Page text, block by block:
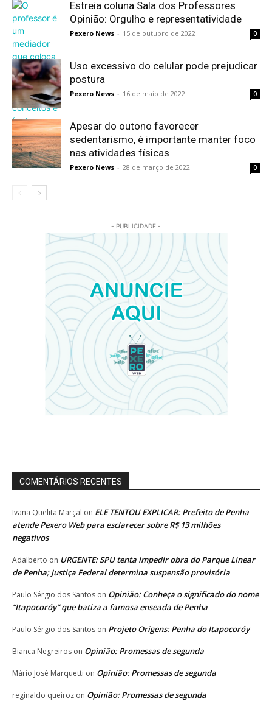
Estreia coluna Sala dos Professores
Opinião: Orgulho e representatividade
Pexero News - 15 de outubro de 2022 0
Uso excessivo do celular pode prejudicar
postura
Pexero News - 16 de maio de 2022 0
Apesar do outono favorecer
sedentarismo, é importante manter foco
nas atividades físicas
Pexero News - 28 de março de 2022 0
- PUBLICIDADE -
COMENTÁRIOS RECENTES
Ivana Quelita Marçal on ELE TENTOU EXPLICAR: Prefeito de Penha
atende Pexero Web para esclarecer sobre R$ 13 milhões
negativos
Adalberto on URGENTE: SPU tenta impedir obra do Parque Linear
de Penha; Justiça Federal determina suspensão provisória
Paulo Sérgio dos Santos on Opinião: Conheça o significado do nome
“Itapocoróy” que batiza a famosa enseada de Penha
Paulo Sérgio dos Santos on Projeto Origens: Penha do Itapocoróy
Bianca Negreiros on Opinião: Promessas de segunda
Mário José Marquetti on Opinião: Promessas de segunda
reginaldo queiroz on Opinião: Promessas de segunda